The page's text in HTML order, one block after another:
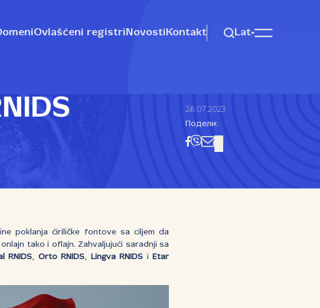
Ovlašćeni registri Novosti Kontakt Lat
28.07.2023
Подели:
poklanja ćiriličke fontove sa ciljem da
tako i oflajn. Zahvaljujući saradnji sa
RNIDS, Orto RNIDS, Lingva RNIDS i
Etar